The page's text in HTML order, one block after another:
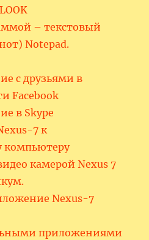
– текстовый
Notepad.
с друзьями в
Facebook
в Skype
7 к
компьютеру
камерой Nexus 7
Nexus-7
приложениями